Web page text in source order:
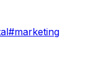
#marketing